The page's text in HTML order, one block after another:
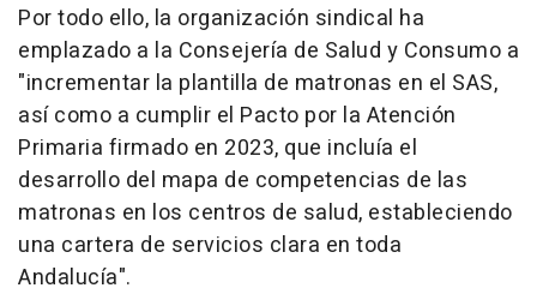
Por todo ello, la organización sindical ha
emplazado a la Consejería de Salud y Consumo a
"incrementar la plantilla de matronas en el SAS,
así como a cumplir el Pacto por la Atención
Primaria firmado en 2023, que incluía el
desarrollo del mapa de competencias de las
matronas en los centros de salud, estableciendo
una cartera de servicios clara en toda
Andalucía".